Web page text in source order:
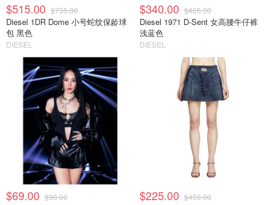
$515.00 $735.00
Diesel 1DR Dome 小号蛇纹保龄球
包 黑色
DIESEL
$340.00 $485.00
Diesel 1971 D-Sent 女高腰牛仔裤
浅蓝色
DIESEL
$69.00 $98.00 $225.00 $450.00